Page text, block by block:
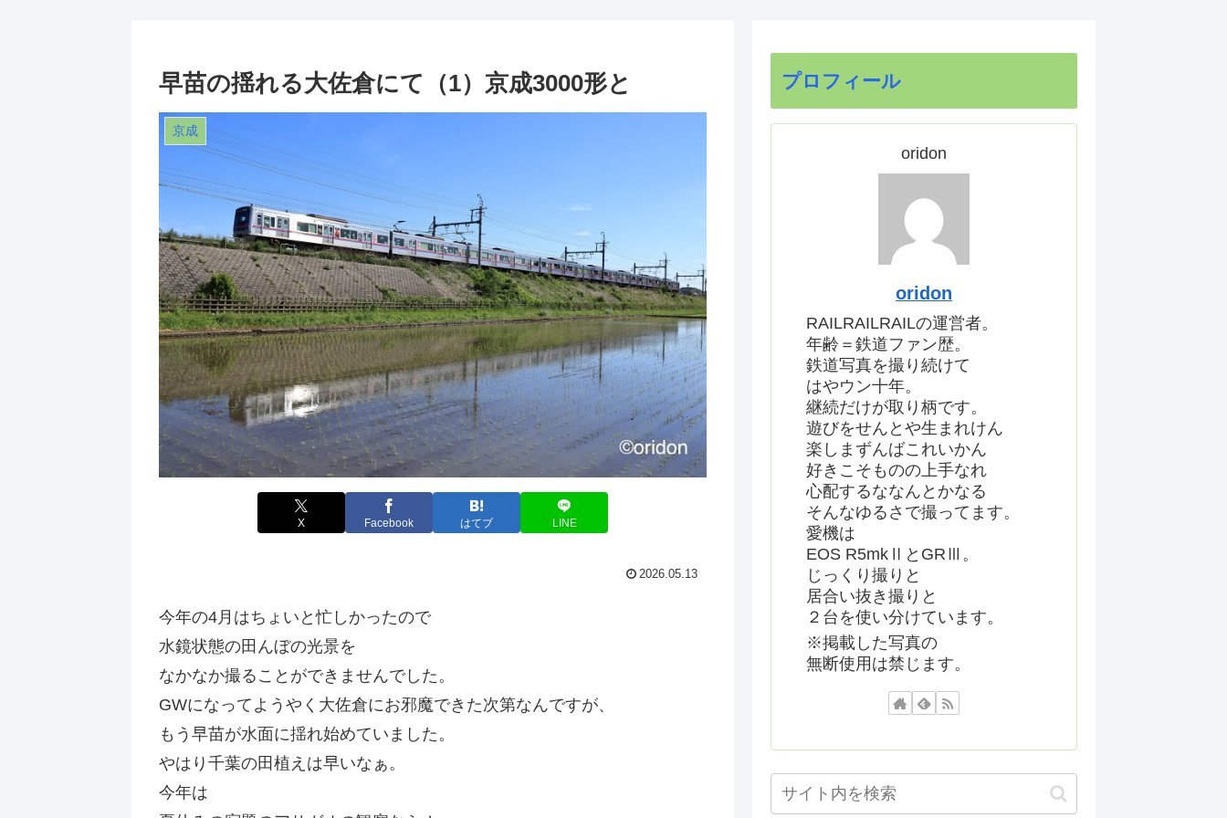
早苗の揺れる大佐倉にて（1）京成3000形と
京成
X Facebook はてブ LINE
2026.05.13
今年の4月はちょいと忙しかったので
水鏡状態の田んぼの光景を
なかなか撮ることができませんでした。
GWになってようやく大佐倉にお邪魔できた次第なんですが、
もう早苗が水面に揺れ始めていました。
やはり千葉の田植えは早いなぁ。
今年は
プロフィール
oridon
oridon
RAILRAILRAILの運営者。
年齢＝鉄道ファン歴。
鉄道写真を撮り続けて
はやウン十年。
継続だけが取り柄です。
遊びをせんとや生まれけん
楽しまずんばこれいかん
好きこそものの上手なれ
心配するななんとかなる
そんなゆるさで撮ってます。
愛機は
EOS R5mkⅡとGRⅢ。
じっくり撮りと
居合い抜き撮りと
２台を使い分けています。
※掲載した写真の
無断使用は禁じます。